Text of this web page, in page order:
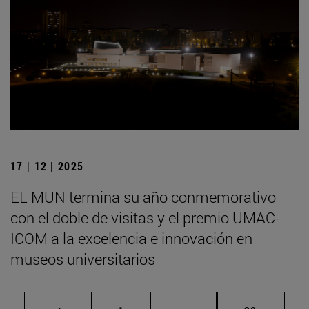
17 | 12 | 2025
EL MUN termina su año conmemorativo
con el doble de visitas y el premio UMAC-
ICOM a la excelencia e innovación en
museos universitarios